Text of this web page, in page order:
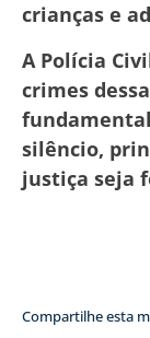
crianças e
A Polícia
crimes
silêncio,
justiça seja
Compartilhe esta